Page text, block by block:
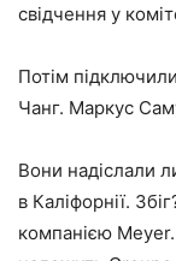
свідчення у
Потім
Чанг. Маркус
Вони надіслали
в Каліфорнії.
компанією